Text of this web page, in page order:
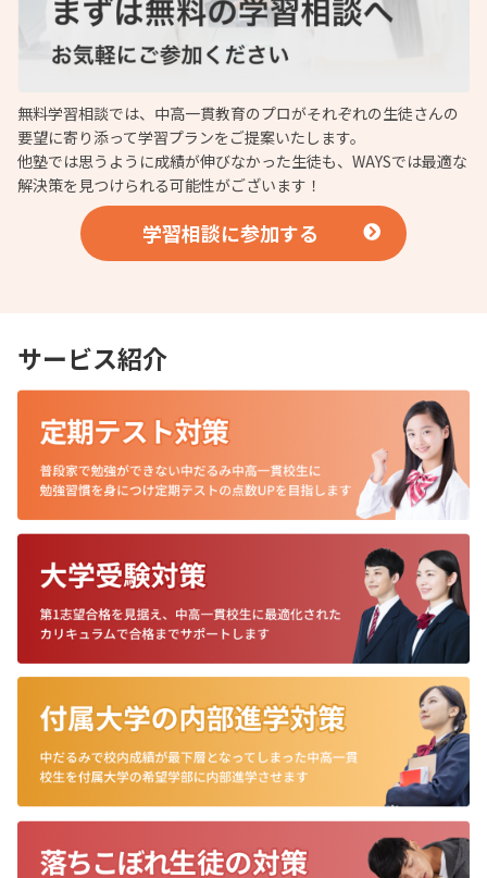
無料学習相談では、中高一貫教育のプロがそれぞれの生徒さんの
要望に寄り添って学習プランをご提案いたします。
他塾では思うように成績が伸びなかった生徒も、WAYSでは最適な
解決策を見つけられる可能性がございます！
学習相談に参加する
サービス紹介